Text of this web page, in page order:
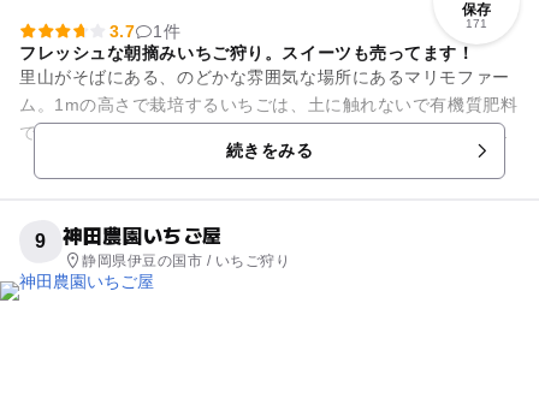
保存
171
3.7
1件
フレッシュな朝摘みいちご狩り。スイーツも売ってます！
里山がそばにある、のどかな雰囲気な場所にあるマリモファー
ム。1mの高さで栽培するいちごは、土に触れないで有機質肥料
で育っているので、清潔で、そのまま安心して食べられます。
続きをみる
9 神田農園いちご屋
静岡県伊豆の国市 / いちご狩り